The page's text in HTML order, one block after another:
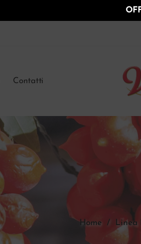
Contatti
Home / Linea